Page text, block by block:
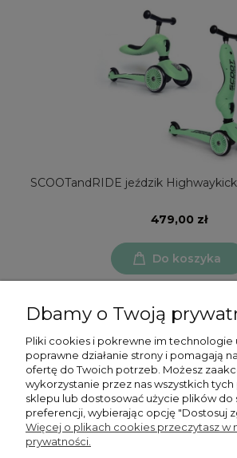
SCOOTandRIDE jeździk
479,00 zł
Do koszyka
Moje konto
Płatności i dostawa
Informacje
Dbamy o Twoją
Pliki cookies i pokrewne im technologie
poprawne działanie strony i pomagają
ofertę do Twoich potrzeb. Możesz
wykorzystanie przez nas wszystkich
sklepu lub dostosować użycie plików do
preferencji, wybierając opcję "Dostosuj
Więcej o plikach cookies przeczytasz w
prywatności.